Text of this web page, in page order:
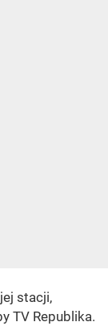
stacji,
TV Republika.